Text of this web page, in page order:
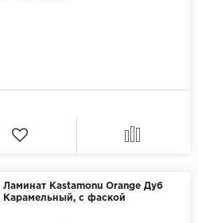
Ламинат Kastamonu Orange Дуб
Карамельный, с фаской